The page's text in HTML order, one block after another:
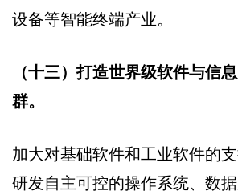
设备等智能终端产业。
（十三）打造世界级软件与信
群。
加大对基础软件和工业软件的
研发自主可控的操作系统、数